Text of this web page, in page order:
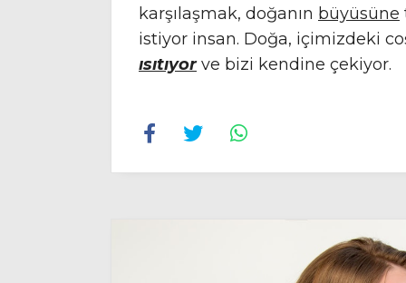
karşılaşmak, doğanın büyüsüne
istiyor insan. Doğa, içimizdeki
ısıtıyorve bizi kendine çekiyor.